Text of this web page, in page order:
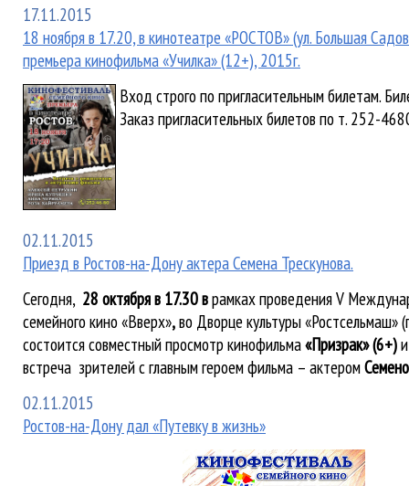
17.11.2015
18 ноября в 17.20, в кинотеатре «РОСТОВ» (ул. Большая
премьера кинофильма «Училка» (12+), 2015г.
Вход строго по пригласительным билетам.
Заказ пригласительных билетов по т. 252-
02.11.2015
Приезд в Ростов-на-Дону актера Семена Трескунова.
Сегодня, 28 октября в 17.30 врамках проведения V
семейного кино «Вверх»,во Дворце культуры «Ростсельмаш»
состоится совместный просмотр кинофильма«Призрак» (6+)
встреча зрителей с главным героем фильма – актером
02.11.2015
Ростов-на-Дону дал «Путевку в жизнь»